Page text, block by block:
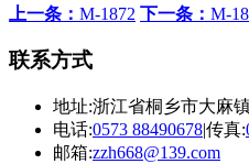
上一条： M-1872 下一条： M-
联系方式
地址:浙江省桐乡市大麻
电话:0573 88490678|传真:
邮箱:zzh668@139.com